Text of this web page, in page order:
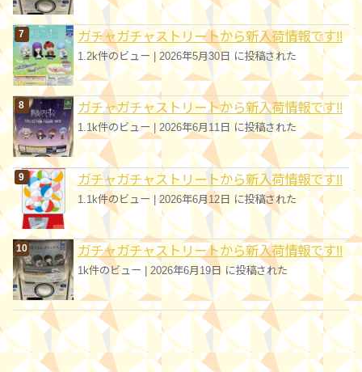
ガチャガチャストリートから新入荷情報です!!
1.2k件のビュー |2026年5月30日 に投稿された
ガチャガチャストリートから新入荷情報です!!
1.1k件のビュー 2026年6月11日 に投稿された
ガチャガチャストリートから新入荷情報です!!
1.1k件のビュー|2026年6月12日 に投稿された
ガチャガチャストリートから新入荷情報です!!
1k件のビュー 2026年6月19日 に投稿された